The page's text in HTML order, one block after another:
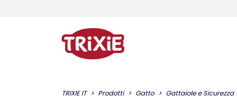
TRIXIE IT Prodotti Gatto Gattaiole e Sicurezza